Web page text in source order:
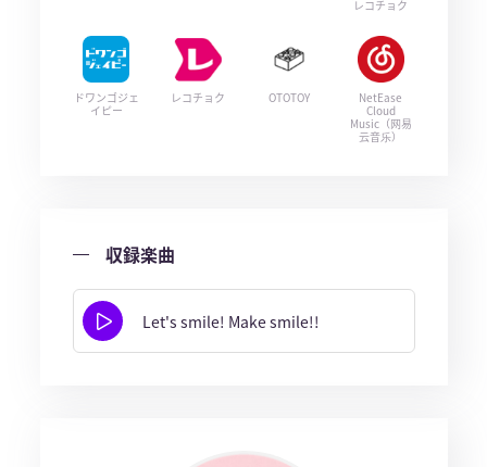
レコチョク
ドワンゴジェ
イピー
レコチョク OTOTOY
NetEase
Cloud
Music（网易
云音乐）
収録楽曲
Let's smile! Make smile!!